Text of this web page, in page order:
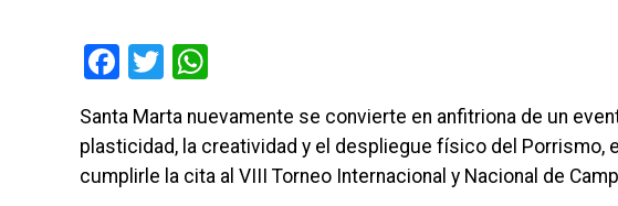
Facebook
Twitter
Santa Marta nuevamente se convierte en anfitriona de un
plasticidad, la creatividad y el despliegue físico del Porrismo,
cumplirle la cita al VIII Torneo Internacional y Nacional de